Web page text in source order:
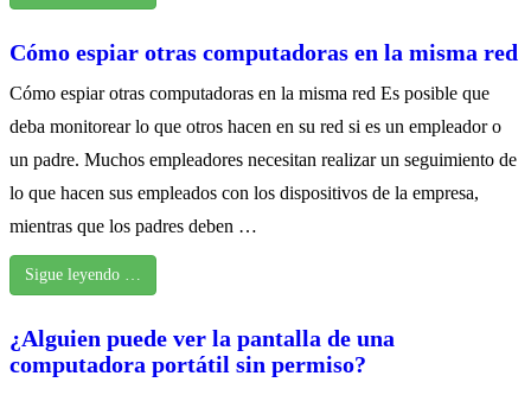
Cómo espiar otras computadoras en la misma red
Cómo espiar otras computadoras en la misma red Es posible que
deba monitorear lo que otros hacen en su red si es un empleador o
un padre. Muchos empleadores necesitan realizar un seguimiento de
lo que hacen sus empleados con los dispositivos de la empresa,
mientras que los padres deben …
Sigue leyendo …
¿Alguien puede ver la pantalla de una
computadora portátil sin permiso?